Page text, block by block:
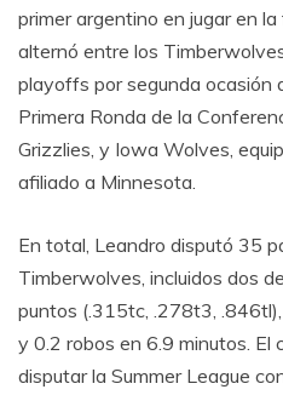
primer argentino en jugar en
alternó entre los
playoffs por segunda ocasión
Primera Ronda de la
Grizzlies, y Iowa Wolves,
afiliado a Minnesota.
En total, Leandro disputó 35
Timberwolves, incluidos dos
puntos (.315tc, .278t3,
y 0.2 robos en 6.9 minutos. El
disputar la Summer League